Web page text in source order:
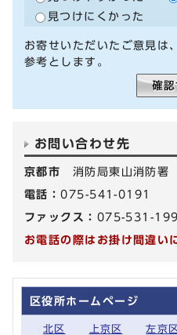
見つけにくかった
お寄せいただいたご意見は
参考とします。
お問い合わせ先
京都市 消防局東山消防署
電話：075-541-0191
ファックス： 075-531-
お電話の際はお掛け間違い
区役所ホームページ
北区 上京区 左京